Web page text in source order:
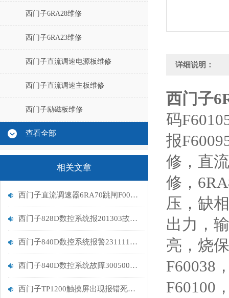
西门子6RA28维修
西门子6RA23维修
西门子直流调速电源板维修
西门子直流调速主板维修
西门子励磁板维修
查看全部
相关文章
西门子直流调速器6RA70跳闸F005励磁报警处理
西门子828D数控系统报201303故障处理
西门子840D数控系统报警231111编码器故障维修处理
西门子840D数控系统故障300500报警分析
西门子TP1200触摸屏出现报错死机故障解决
详细说明：
西门子
码
报
修，直
修，
压，缺
出力，
亮，烧
F60038
F60100